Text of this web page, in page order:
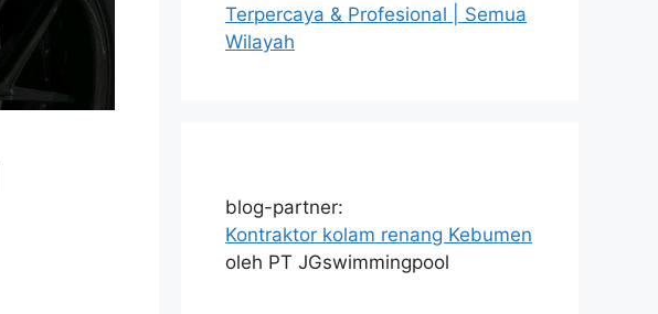
Terpercaya & Profesional | Semua
Wilayah
blog-partner:
Kontraktor kolam renang Kebumen
oleh PT JGswimmingpool